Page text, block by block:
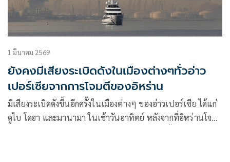
1 มีนาคม 2569
ยังคงมีเสียงระเบิดดังในเมืองต่างๆทั่วอ่าว
เปอร์เซียจากการโจมตีของอิหร่าน
มีเสียงระเบิดดังขึ้นอีกครั้งในเมืองต่างๆ ของอ่าวเปอร์เซีย ได้แก่
ดูไบ โดฮา และมานามา ในเช้าวันอาทิตย์ หลังจากที่อิหร่านโจมตี